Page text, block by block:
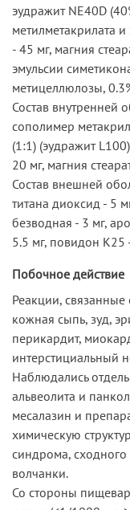
эудражит NE40D
метилметакрилата
- 45 мг, магния
эмульсии
метицеллюлозы,
Состав внутренней
сополимер
(1:1) (эудражит
20 мг, магния
Состав внешней
титана диоксид - 5
безводная - 3 мг,
5.5 мг, повидон К25
Побочное действие
Реакции,
кожная сыпь, зуд,
перикардит,
интерстициальный
Наблюдались
альвеолита и
месалазин и
химическую
синдрома,
волчанки.
Со стороны